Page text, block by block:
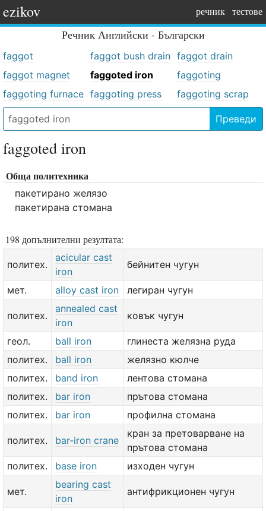
ezikov речник тестове
Речник Английски - Български
faggot faggot bush drain faggot drain
faggot magnet
faggoted iron
faggoting
faggoting furnace faggoting press faggoting scrap
Преведи
faggoted iron
Обща политехника
пакетирано желязо
пакетирана стомана
198 допълнителни резултата:
политех.
acicular cast
iron
бейнитен чугун
мет. alloy cast iron легиран чугун
политех.
annealed cast
iron
ковък чугун
геол. ball iron
глинеста желязна руда
политех.
ball iron
желязно кюлче
политех.
band iron
лентова стомана
политех.
bar iron
прътова стомана
политех.
bar iron профилна стомана
политех. bar-iron crane
кран за претоварване на
прътова стомана
политех.
base iron изходен чугун
мет.
bearing cast
iron
антифрикционен чугун